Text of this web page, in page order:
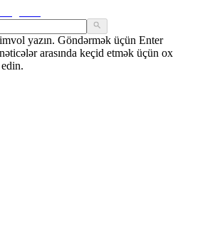
yazın. Göndərmək üçün Enter
arasında keçid etmək üçün ox